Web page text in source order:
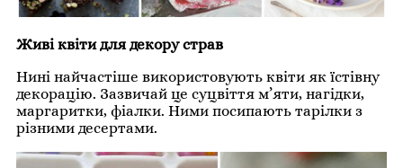
Живі квіти для декору страв
Нині найчастіше використовують квіти як їстівну
декорацію. Зазвичай це суцвіття м’яти, нагідки,
маргаритки, фіалки. Ними посипають тарілки з
різними десертами.